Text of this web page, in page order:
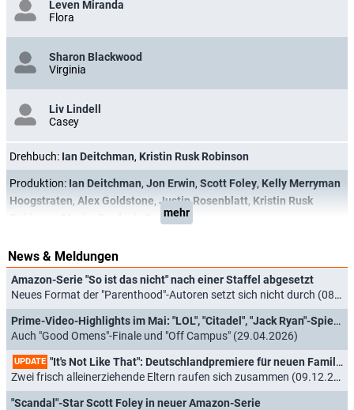
Leven Miranda
Flora
Sharon Blackwood
Virginia
Liv Lindell
Casey
Drehbuch: Ian Deitchman, Kristin Rusk Robinson
Produktion: Ian Deitchman, Jon Erwin, Scott Foley, Kelly Merryman
Hoogstraten, Alex Goldstone, Justin Rosenblatt, Kristin Rusk
Garrett Lerner
mehr
News & Meldungen
Amazon-Serie "So ist das nicht" nach einer Staffel abgesetzt
Neues Format der "Parenthood"-Autoren setzt sich nicht durch (08.07.2026)
Prime-Video-Highlights im Mai: "LOL", "Citadel", "Jack Ryan"-Spielfilm und "Spider-Noir"
Auch "Good Omens"-Finale und "Off Campus" (29.04.2026)
UPDATE "It's Not Like That": Deutschlandpremiere für neuen Familienserie mit Scott Foley ("Scandal")
Zwei frisch alleinerziehende Eltern raufen sich zusammen (09.12.2025)
"Scandal"-Star Scott Foley in neuer Amazon-Serie